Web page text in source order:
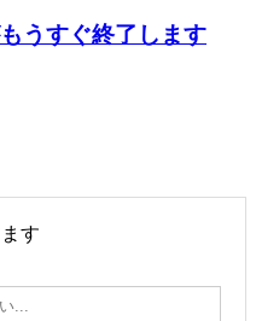
うすぐ終了します
す